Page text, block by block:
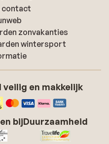
contact
zonvakanties
wintersport
veilig en makkelijk
bijDuurzaamheid